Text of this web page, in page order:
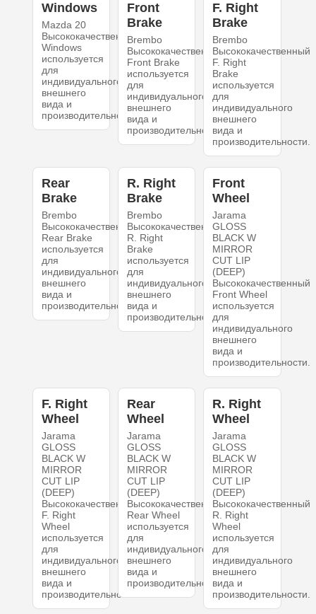
Windows
Mazda 20
Высококачественный
Windows
используется
для
индивидуального
внешнего
вида и
производительности.
Front
Brake
Brembo
Высококачественный
Front Brake
используется
для
индивидуального
внешнего
вида и
производительности.
F. Right
Brake
Brembo
Высококачественный
F. Right
Brake
используется
для
индивидуального
внешнего
вида и
производительности.
Rear
Brake
Brembo
Высококачественный
Rear Brake
используется
для
индивидуального
внешнего
вида и
производительности.
R. Right
Brake
Brembo
Высококачественный
R. Right
Brake
используется
для
индивидуального
внешнего
вида и
производительности.
Front
Wheel
Jarama
GLOSS
BLACK W
MIRROR
CUT LIP
(DEEP)
Высококачественный
Front Wheel
используется
для
индивидуального
внешнего
вида и
производительности.
F. Right
Wheel
Jarama
GLOSS
BLACK W
MIRROR
CUT LIP
(DEEP)
Высококачественный
F. Right
Wheel
используется
для
индивидуального
внешнего
вида и
производительности.
Rear
Wheel
Jarama
GLOSS
BLACK W
MIRROR
CUT LIP
(DEEP)
Высококачественный
Rear Wheel
используется
для
индивидуального
внешнего
вида и
производительности.
R. Right
Wheel
Jarama
GLOSS
BLACK W
MIRROR
CUT LIP
(DEEP)
Высококачественный
R. Right
Wheel
используется
для
индивидуального
внешнего
вида и
производительности.